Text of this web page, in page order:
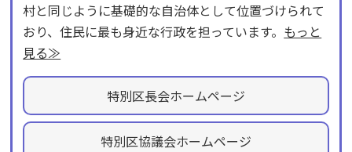
村と同じように基礎的な自治体として位置づけられて
おり、住民に最も身近な行政を担っています。 もっと
見る≫
特別区長会ホームページ
特別区協議会ホームページ